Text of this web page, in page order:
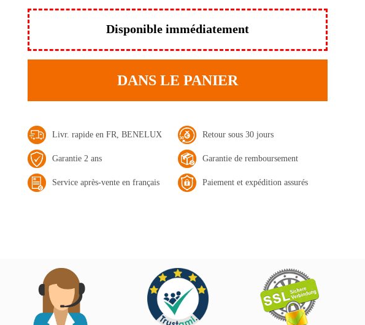
Disponible immédiatement
DANS LE PANIER
Livr. rapide en FR, BENELUX
Garantie 2 ans
Service après-vente en français
Retour sous 30 jours
Garantie de remboursement
Paiement et expédition assurés